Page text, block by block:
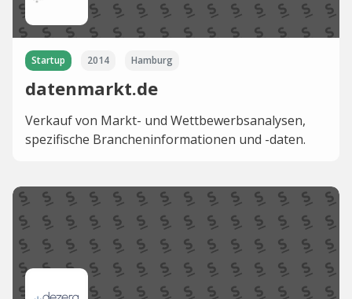
Startup 2014 Hamburg
datenmarkt.de
Verkauf von Markt- und Wettbewerbsanalysen,
spezifische Brancheninformationen und -daten.